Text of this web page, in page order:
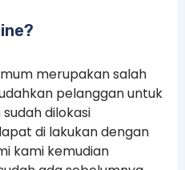
merupakan salah
pelanggan untuk
dilokasi
di lakukan dengan
kami kemudian